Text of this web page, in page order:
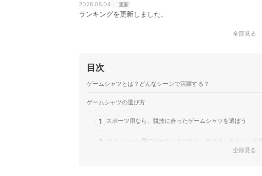
2026.08.04 更新
ランキングを更新しました。
全部見る
目次
ゲームシャツとは？どんなシーンで活躍する？
ゲームシャツの選び方
1 スポーツ用なら、競技に合ったゲームシャツを選ぼう
2 ファッション用のゲームシャツなら、デザインやトレンド
全部見る